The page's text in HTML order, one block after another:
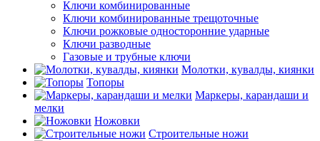
Ключи комбинированные
Ключи комбинированные трещоточные
Ключи рожковые односторонние ударные
Ключи разводные
Газовые и трубные ключи
Молотки, кувалды, киянки
Топоры
Маркеры, карандаши и
мелки
Ножовки
Строительные ножи